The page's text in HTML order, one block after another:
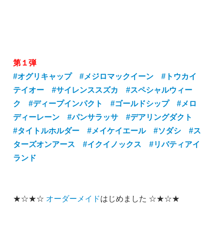
第１弾
#オグリキャップ
#メジロマックイーン
#トウカイ
テイオー
#サイレンススズカ
#スペシャルウィー
ク
#ディープインパクト #ゴールドシップ
#メロ
ディーレーン
#パンサラッサ
#デアリングダクト
#タイトルホルダー
#メイケイエール #ソダシ
#ス
ターズオンアース
#イクイノックス
#リバティアイ
ランド
★☆★☆ オーダーメイドはじめました ☆★☆★